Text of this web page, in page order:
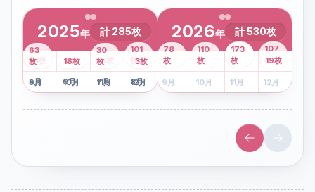
2025年 計 285枚
1月
2枚 2月 3月 4月
8枚
5月
41 枚
6月
13枚
7月
6枚
8月
101
枚
9月
63
枚
10月
18枚
11月
30
枚
12月
3枚
2026年 計530枚
1月 2月 3月
43
枚
4月
107
枚
5 月
78
枚
6月
110
枚
7月
173
枚
8月
19枚
9 月 10月 11月 12月